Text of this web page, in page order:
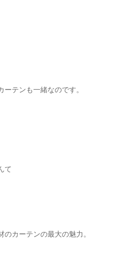
テンも一緒なのです。
て
カーテンの最大の魅力。